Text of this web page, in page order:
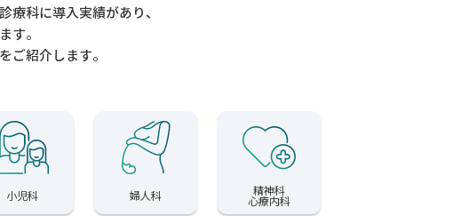
療科に導入実績があり、
す。
ご紹介します。
小児科 婦人科 精神科
心療内科